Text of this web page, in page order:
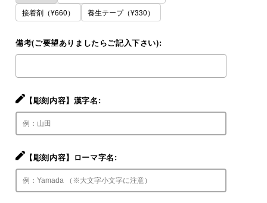
接着剤（¥660）
養生テープ（¥330）
備考(ご要望ありましたらご記入下さい):
【彫刻内容】漢字名:
【彫刻内容】ローマ字名: